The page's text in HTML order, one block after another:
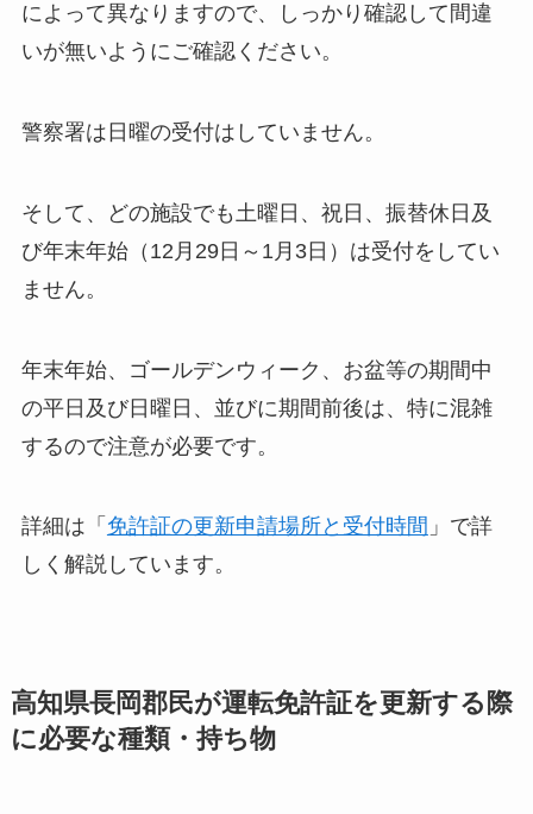
によって異なりますので、しっかり確認して間違
いが無いようにご確認ください。
警察署は日曜の受付はしていません。
そして、どの施設でも土曜日、祝日、振替休日及
び年末年始（12月29日～1月3日）は受付をしてい
ません。
年末年始、ゴールデンウィーク、お盆等の期間中
の平日及び日曜日、並びに期間前後は、特に混雑
するので注意が必要です。
詳細は「 免許証の更新申請場所と受付時間 」で詳
しく解説しています。
高知県長岡郡民が運転免許証を更新する際
に必要な種類・持ち物